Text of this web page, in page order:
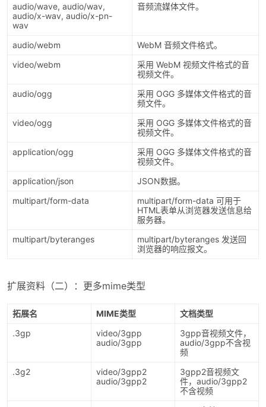
audio/wave, audio/wav,
audio/x-wav, audio/x-pn-
wav
音频流媒体文件。
audio/webm
WebM 音频文件格式。
video/webm
采用 WebM 视频文件格式的音
视频文件。
audio/ogg
采用 OGG 多媒体文件格式的音
频文件。
video/ogg
采用 OGG 多媒体文件格式的音
视频文件。
application/ogg
采用 OGG 多媒体文件格式的音
视频文件。
application/json
JSON数据。
multipart/form-data
multipart/form-data 可用于
HTML表单从浏览器发送信息给
服务器。
multipart/byteranges
multipart/byteranges 发送回
浏览器的响应报文。
扩展资料（二）：更多mime类型
拓展名 MIME类型
文档类型
.3gp
video/3gpp
audio/3gpp
3gpp音视频文件，
audio/3gpp不含视
频
.3g2
video/3gpp2
audio/3gpp2
3gpp2音视频文
件，audio/3gpp2
不含视频